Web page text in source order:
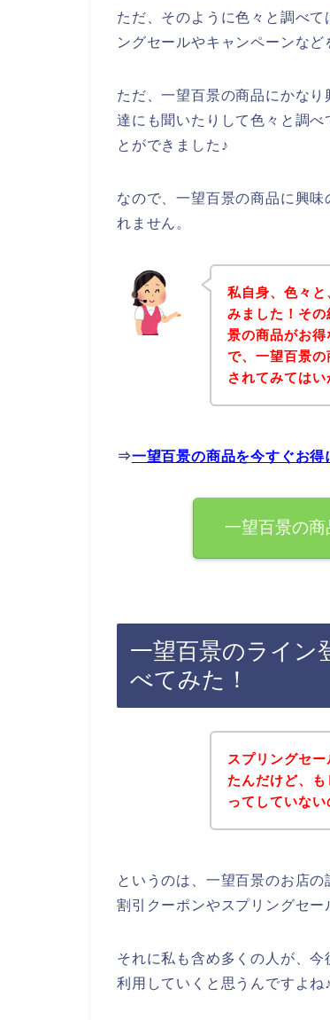
ただ、そのように色々と調べ
ングセールやキャンペーンなど
ただ、一望百景の商品にかな
達にも聞いたりして色々と調
とができました♪
なので、一望百景の商品に興
れません。
私自身、色々
みました！そ
景の商品がお
で、一望百景
されてみては
⇒一望百景の商品を今すぐお得
一望百景の
一望百景のライン
べてみた！
スプリングセ
たんだけど、
ってしていない
というのは、一望百景のお店
割引クーポンやスプリングセー
それに私も含め多くの人が、
利用していくと思うんですよね♪